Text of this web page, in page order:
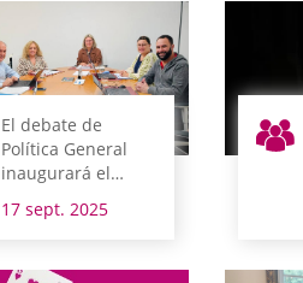
El debate de
Política General
inaugurará el
sesiones la
17 sept. 2025